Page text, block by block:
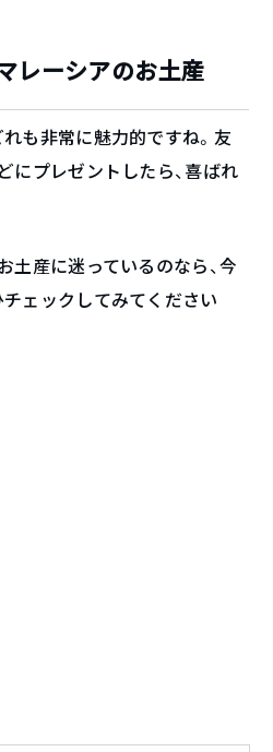
レーシアのお土産
も非常に魅力的ですね。友
にプレゼントしたら、喜ばれ
土産に迷っているのなら、今
ェックしてみてください